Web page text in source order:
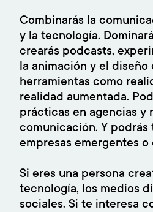
Combinarás la
y la tecnología.
crearás podcasts,
la animación y el
herramientas como
realidad aumentada.
prácticas en agencias y
comunicación. Y podrás
empresas emergentes o
Si eres una persona
tecnología, los medios
sociales. Si te interesa